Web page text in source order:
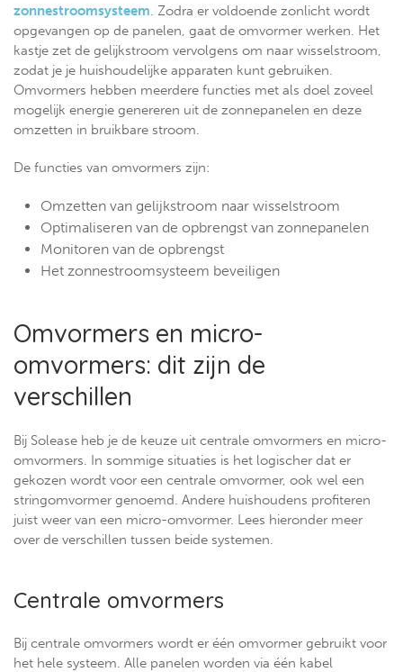
zonnestroomsysteem. Zodra er voldoende zonlicht wordt
opgevangen op de panelen, gaat de omvormer werken. Het
kastje zet de gelijkstroom vervolgens om naar wisselstroom,
zodat je je huishoudelijke apparaten kunt gebruiken.
Omvormers hebben meerdere functies met als doel zoveel
mogelijk energie genereren uit de zonnepanelen en deze
omzetten in bruikbare stroom.
De functies van omvormers zijn:
Omzetten van gelijkstroom naar wisselstroom
Optimaliseren van de opbrengst van zonnepanelen
Monitoren van de opbrengst
Het zonnestroomsysteem beveiligen
Omvormers en micro-
omvormers: dit zijn de
verschillen
Bij Solease heb je de keuze uit centrale omvormers en micro-
omvormers. In sommige situaties is het logischer dat er
gekozen wordt voor een centrale omvormer, ook wel een
stringomvormer genoemd. Andere huishoudens profiteren
juist weer van een micro-omvormer. Lees hieronder meer
over de verschillen tussen beide systemen.
Centrale omvormers
Bij centrale omvormers wordt er één omvormer gebruikt voor
het hele systeem. Alle panelen worden via één kabel